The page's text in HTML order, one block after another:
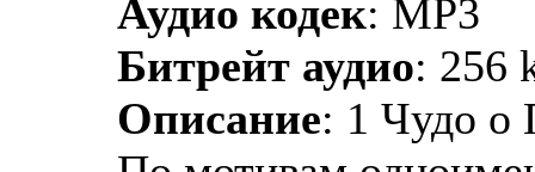
Аудио кодек: MP3
Битрейт аудио: 256
Описание: 1 Чудо о